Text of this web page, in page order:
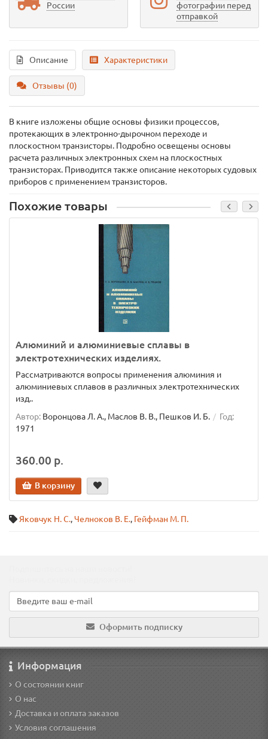
России
фотографии перед
отправкой
Описание Характеристики
Отзывы (0)
В книге изложены общие основы физики процессов,
протекающих в электронно-дырочном переходе и
плоскостном транзисторы. Подробно освещены основы
расчета различных электронных схем на плоскостных
транзисторах. Приводится также описание некоторых судовых
приборов с применением транзисторов.
Похожие товары
Алюминий и алюминиевые сплавы в
электротехнических изделиях.
Рассматриваются вопросы применения алюминия и
алюминиевых сплавов в различных электротехнических
изд..
Автор: Воронцова Л. А., Маслов В. В., Пешков И. Б.
Год:
1971
360.00 р.
В корзину
Яковчук Н. С.,Челноков В. Е., Гейфман М. П.
Оформить подписку
Информация
О состоянии книг
О нас
Доставка и оплата заказов
Условия соглашения